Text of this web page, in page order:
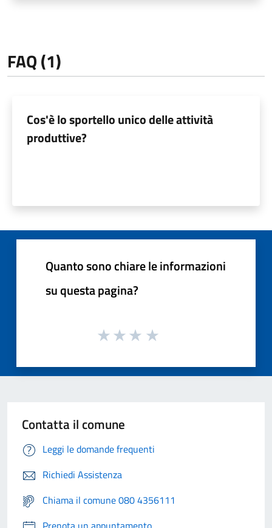
FAQ (1)
Cos'è lo sportello unico delle attività
produttive?
Quanto sono chiare le informazioni
su questa pagina?
Contatta il comune
Leggi le domande frequenti
Richiedi Assistenza
Chiama il comune 080 4356111